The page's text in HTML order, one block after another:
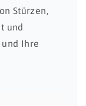
Stürzen,
und
Ihre